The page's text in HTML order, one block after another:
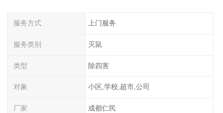
服务方式 上门服务
服务类别 灭鼠
类型 除四害
对象 小区,学校,超市,公司
厂家 成都仁民